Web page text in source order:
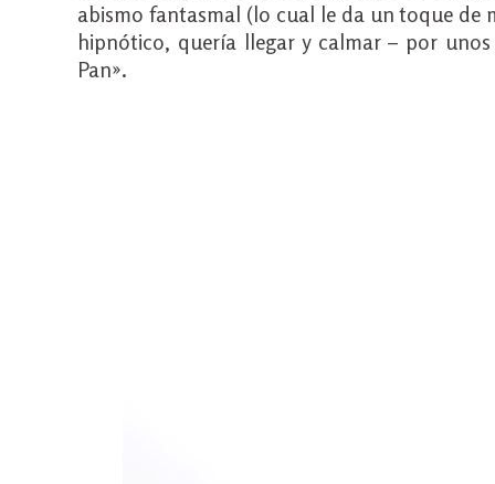
abismo fantasmal (lo cual le da un toque de
hipnótico, quería llegar y calmar – por
Pan».